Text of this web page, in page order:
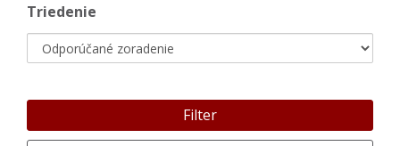
Triedenie
Filter